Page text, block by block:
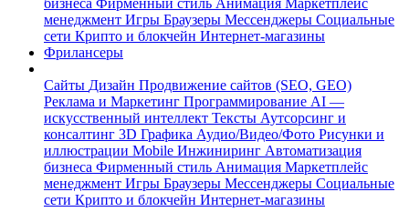
бизнеса Фирменный стиль Анимация Маркетплейс
менеджмент Игры Браузеры Мессенджеры Социальные
сети Крипто и блокчейн Интернет-магазины
Фрилансеры
Сайты Дизайн Продвижение сайтов (SEO, GEO)
Реклама и Маркетинг Программирование AI —
искусственный интеллект Тексты Аутсорсинг и
консалтинг 3D Графика Аудио/Видео/Фото Рисунки и
иллюстрации Mobile Инжиниринг Автоматизация
бизнеса Фирменный стиль Анимация Маркетплейс
менеджмент Игры Браузеры Мессенджеры Социальные
сети Крипто и блокчейн Интернет-магазины